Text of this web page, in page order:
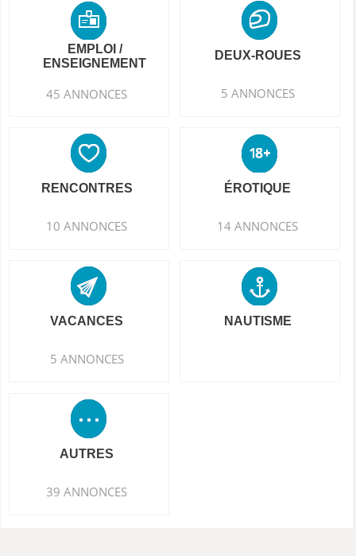
EMPLOI /
ENSEIGNEMENT
45 ANNONCES
DEUX-ROUES
5 ANNONCES
RENCONTRES
10 ANNONCES
ÉROTIQUE
14 ANNONCES
VACANCES
5 ANNONCES
NAUTISME
AUTRES
39 ANNONCES